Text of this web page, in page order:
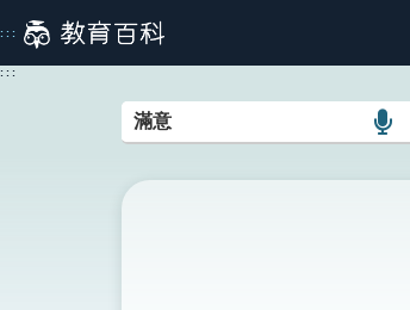
到
主
:::
:::
語
搜